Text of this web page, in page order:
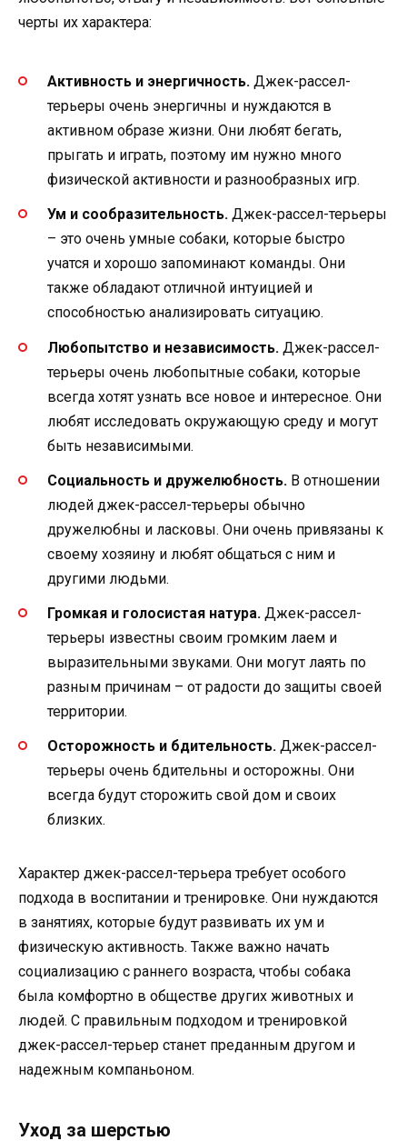
черты их характера:
Активность и энергичность. Джек-рассел-
терьеры очень энергичны и нуждаются в
активном образе жизни. Они любят бегать,
прыгать и играть, поэтому им нужно много
физической активности и разнообразных игр.
Ум и сообразительность. Джек-рассел-терьеры
– это очень умные собаки, которые быстро
учатся и хорошо запоминают команды. Они
также обладают отличной интуицией и
способностью анализировать ситуацию.
Любопытство и независимость. Джек-рассел-
терьеры очень любопытные собаки, которые
всегда хотят узнать все новое и интересное. Они
любят исследовать окружающую среду и могут
быть независимыми.
Социальность и дружелюбность. В отношении
людей джек-рассел-терьеры обычно
дружелюбны и ласковы. Они очень привязаны к
своему хозяину и любят общаться с ним и
другими людьми.
Громкая и голосистая натура. Джек-рассел-
терьеры известны своим громким лаем и
выразительными звуками. Они могут лаять по
разным причинам – от радости до защиты своей
территории.
Осторожность и бдительность. Джек-рассел-
терьеры очень бдительны и осторожны. Они
всегда будут сторожить свой дом и своих
близких.
Характер джек-рассел-терьера требует особого
подхода в воспитании и тренировке. Они нуждаются
в занятиях, которые будут развивать их ум и
физическую активность. Также важно начать
социализацию с раннего возраста, чтобы собака
была комфортно в обществе других животных и
людей. С правильным подходом и тренировкой
джек-рассел-терьер станет преданным другом и
надежным компаньоном.
Уход за шерстью